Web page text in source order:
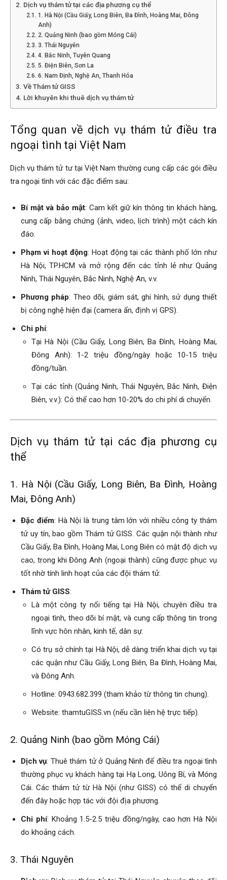
giss
phong,
phong
phòng
thám
phòng,
Dịch vụ thám tử tại các địa phương cụ thể
1. Hà Nội (Cầu Giấy, Long Biên, Ba Đình, Hoàng Mai, Đông
Anh)
2. Quảng Ninh (bao gồm Móng Cái)
3. Thái Nguyên
4. Bắc Ninh, Tuyên Quang
5. Điện Biên, Sơn La
6. Nam Định, Nghệ An, Thanh Hóa
Về Thám tử GISS
Lời khuyên khi thuê dịch vụ thám tử
Tổng quan về dịch vụ thám tử điều tra
ngoại tình tại Việt Nam
Dịch vụ thám tử tư tại Việt Nam thường cung cấp các gói điều
tra ngoại tình với các đặc điểm sau:
Bí mật và bảo mật: Cam kết giữ kín thông tin khách hàng,
cung cấp bằng chứng (ảnh, video, lịch trình) một cách kín
đáo.
Phạm vi hoạt động: Hoạt động tại các thành phố lớn như
Hà Nội, TP.HCM và mở rộng đến các tỉnh lẻ như Quảng
Ninh, Thái Nguyên, Bắc Ninh, Nghệ An, v.v.
Phương pháp: Theo dõi, giám sát, ghi hình, sử dụng thiết
bị công nghệ hiện đại (camera ẩn, định vị GPS).
Chi phí:
Tại Hà Nội (Cầu Giấy, Long Biên, Ba Đình, Hoàng Mai,
Đông Anh): 1-2 triệu đồng/ngày hoặc 10-15 triệu
đồng/tuần.
Tại các tỉnh (Quảng Ninh, Thái Nguyên, Bắc Ninh, Điện
Biên, v.v.): Có thể cao hơn 10-20% do chi phí di chuyển.
Dịch vụ thám tử tại các địa phương cụ
thể
1. Hà Nội (Cầu Giấy, Long Biên, Ba Đình, Hoàng
Mai, Đông Anh)
Đặc điểm: Hà Nội là trung tâm lớn với nhiều công ty thám
tử uy tín, bao gồm Thám tử GISS. Các quận nội thành như
Cầu Giấy, Ba Đình, Hoàng Mai, Long Biên có mật độ dịch vụ
cao, trong khi Đông Anh (ngoại thành) cũng được phục vụ
tốt nhờ tính linh hoạt của các đội thám tử.
Thám tử GISS:
Là một công ty nổi tiếng tại Hà Nội, chuyên điều tra
ngoại tình, theo dõi bí mật, và cung cấp thông tin trong
lĩnh vực hôn nhân, kinh tế, dân sự.
Có trụ sở chính tại Hà Nội, dễ dàng triển khai dịch vụ tại
các quận như Cầu Giấy, Long Biên, Ba Đình, Hoàng Mai,
và Đông Anh.
Hotline: 0943.682.399 (tham khảo từ thông tin chung).
Website: thamtuGISS.vn (nếu cần liên hệ trực tiếp).
2. Quảng Ninh (bao gồm Móng Cái)
Dịch vụ: Thuê thám tử ở Quảng Ninh để điều tra ngoại tình
thường phục vụ khách hàng tại Hạ Long, Uông Bí, và Móng
Cái. Các thám tử từ Hà Nội (như GISS) có thể di chuyển
đến đây hoặc hợp tác với đội địa phương.
Chi phí: Khoảng 1.5-2.5 triệu đồng/ngày, cao hơn Hà Nội
do khoảng cách.
3. Thái Nguyên